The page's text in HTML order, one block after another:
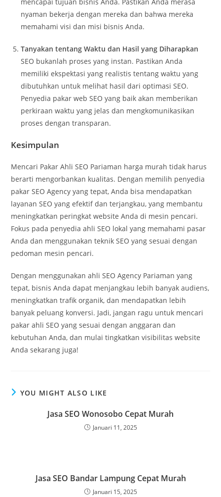
nyaman bekerja dengan mereka dan bahwa mereka
memahami visi dan misi bisnis Anda.
Tanyakan tentang Waktu dan Hasil yang Diharapkan
SEO bukanlah proses yang instan. Pastikan Anda
memiliki ekspektasi yang realistis tentang waktu yang
dibutuhkan untuk melihat hasil dari optimasi SEO.
Penyedia pakar web SEO yang baik akan memberikan
perkiraan waktu yang jelas dan mengkomunikasikan
proses dengan transparan.
Kesimpulan
Mencari Pakar Ahli SEO Pariaman harga murah tidak harus
berarti mengorbankan kualitas. Dengan memilih penyedia
pakar SEO Agency yang tepat, Anda bisa mendapatkan
layanan SEO yang efektif dan terjangkau, yang membantu
meningkatkan peringkat website Anda di mesin pencari.
Fokus pada penyedia ahli SEO lokal yang memahami pasar
Anda dan menggunakan teknik SEO yang sesuai dengan
pedoman mesin pencari.
Dengan menggunakan ahli SEO Agency Pariaman yang
tepat, bisnis Anda dapat menjangkau lebih banyak audiens,
meningkatkan trafik organik, dan mendapatkan lebih
banyak peluang konversi. Jadi, jangan ragu untuk mencari
pakar ahli SEO yang sesuai dengan anggaran dan
kebutuhan Anda, dan mulai tingkatkan visibilitas website
Anda sekarang juga!
YOU MIGHT ALSO LIKE
Jasa SEO Wonosobo Cepat Murah
Januari 11, 2025
Jasa SEO Bandar Lampung Cepat Murah
Januari 15, 2025